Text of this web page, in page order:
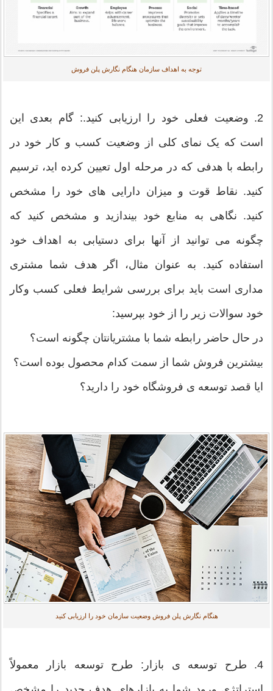
توجه به اهداف سازمان هنگام نگارش پلن فروش
2. وضعیت فعلی خود را ارزیابی کنید.: گام بعدی این
است که یک نمای کلی از وضعیت کسب و کار خود در
رابطه با هدفی که در مرحله اول تعیین کرده اید، ترسیم
کنید. نقاط قوت و میزان دارایی های خود را مشخص
کنید. نگاهی به منابع خود بیندازید و مشخص کنید که
چگونه می توانید از آنها برای دستیابی به اهداف خود
استفاده کنید. به عنوان مثال، اگر هدف شما مشتری
مداری است باید برای بررسی شرایط فعلی کسب وکار
خود سوالات زیر را از خود بپرسید:
در حال حاضر رابطه شما با مشتریانتان چگونه است؟
بیشترین فروش شما از سمت کدام محصول بوده است؟
ایا قصد توسعه ی فروشگاه خود را دارید؟
هنگام نگارش پلن فروش وضعیت سازمان خود را ارزیابی کنید
4. طرح توسعه ی بازار: طرح توسعه بازار معمولاً